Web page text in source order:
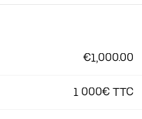
€1,000.00
1 000€ TTC